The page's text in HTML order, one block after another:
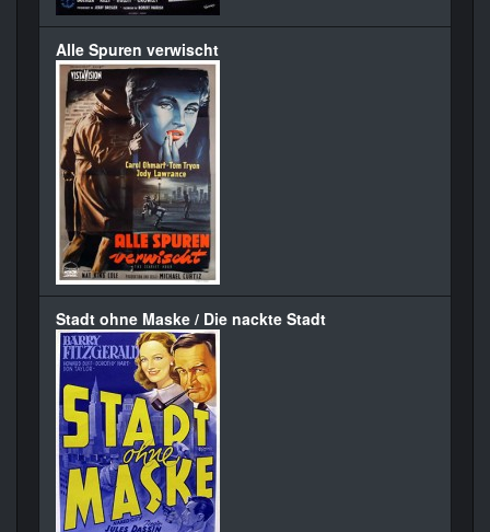
Alle Spuren verwischt
Stadt ohne Maske / Die nackte Stadt